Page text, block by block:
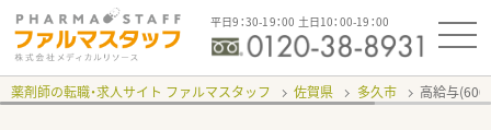
平日9：30-19：00 土日10：00-19：00
薬剤師の転職・求人サイト ファルマスタッフ 佐賀県 多久市 高給与